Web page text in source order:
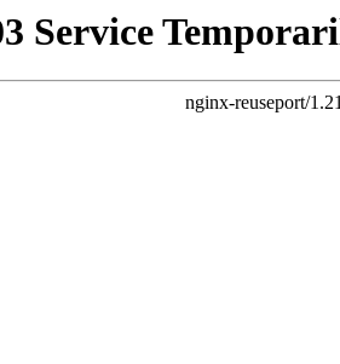
Service
nginx-reuseport/